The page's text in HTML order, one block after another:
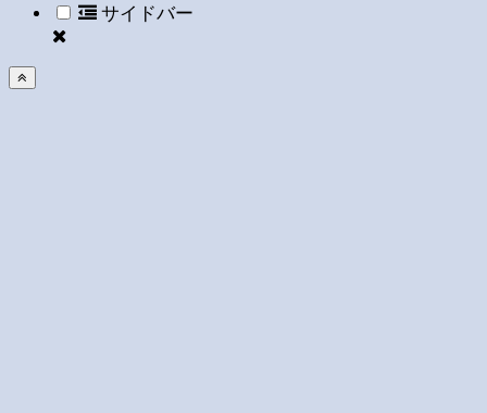
サイドバー